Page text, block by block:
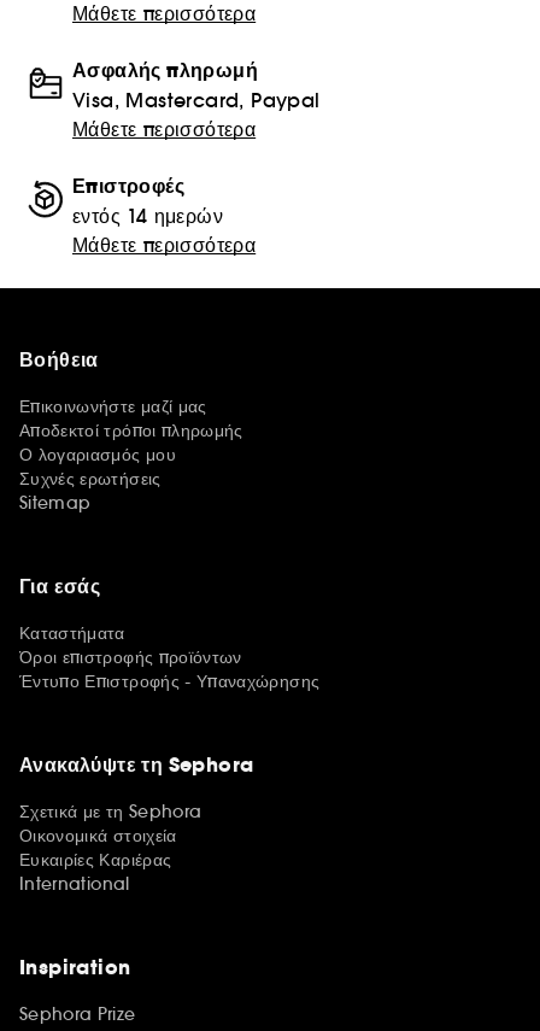
Μάθετε περισσότερα
Ασφαλής πληρωμή
Visa, Mastercard, Paypal
Μάθετε περισσότερα
Επιστροφές
εντός 14 ημερών
Μάθετε περισσότερα
Βοήθεια
Επικοινωνήστε μαζί μας
Αποδεκτοί τρόποι πληρωμής
Ο λογαριασμός μου
Συχνές ερωτήσεις
Sitemap
Για εσάς
Καταστήματα
Όροι επιστροφής προϊόντων
Έντυπο Επιστροφής - Υπαναχώρησης
Ανακαλύψτε τη Sephora
Σχετικά με τη Sephora
Οικονομικά στοιχεία
Ευκαιρίες Καριέρας
International
Inspiration
Sephora Prize